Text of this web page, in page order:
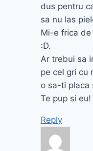
dus pentru
sa nu las
Mi-e frica de
:D.
Ar trebui sa
pe cel gri cu
o sa-ti placa
Te pup si eu!
Reply